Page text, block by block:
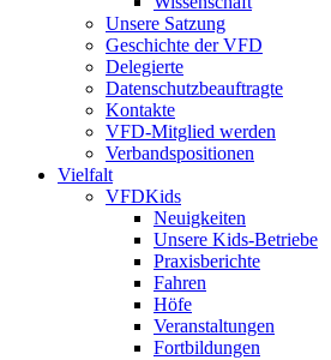
Unsere Satzung
Geschichte der VFD
Delegierte
Datenschutzbeauftragte
Kontakte
VFD-Mitglied werden
Verbandspositionen
Vielfalt
VFDKids
Neuigkeiten
Unsere Kids-Betriebe
Praxisberichte
Fahren
Höfe
Veranstaltungen
Fortbildungen